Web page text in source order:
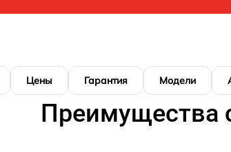
Цены Гарантия Модели
Преимущества